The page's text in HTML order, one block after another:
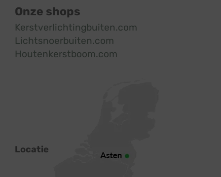
Onze shops
Kerstverlichtingbuiten.com
Lichtsnoerbuiten.com
Houtenkerstboom.com
Locatie